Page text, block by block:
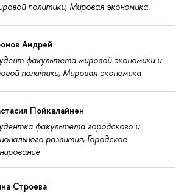
политики, Мировая экономика
Андрей
факультета мировой экономики и
политики, Мировая экономика
Пойкалайнен
факультета городского и
развития, Городское
Строева